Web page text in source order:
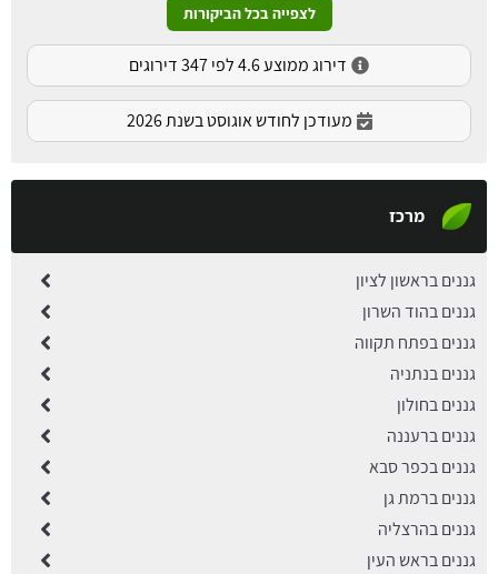
לצפייה בכל הביקורות
דירוג ממוצע 4.6 לפי 347 דירוגים
מעודכן לחודש אוגוסט בשנת 2026
מרכז
גננים בראשון לציון
גננים בהוד השרון
גננים בפתח תקווה
גננים בנתניה
גננים בחולון
גננים ברעננה
גננים בכפר סבא
גננים ברמת גן
גננים בהרצליה
גננים בראש העין